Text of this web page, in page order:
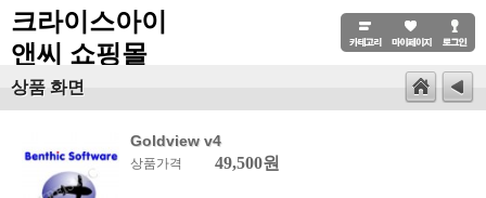
크라이스아이
앤씨 쇼핑몰
상품 화면
Goldview v4
상품가격 49,500원